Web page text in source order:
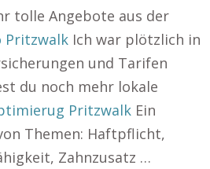
tolle Angebote aus der
Pritzwalk Ich war plötzlich in
und Tarifen
du noch mehr lokale
Pritzwalk Ein
Themen: Haftpflicht,
Zahnzusatz …